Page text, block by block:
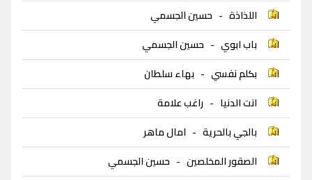
اللذاذة - حسين الجسمي
باب ابوي - حسين الجسمي
بكلم نفسي - بهاء سلطان
انت الدنيا - راغب علامة
بالجي بالحرية - امال ماهر
الصقور المخلصين - حسين الجسمي